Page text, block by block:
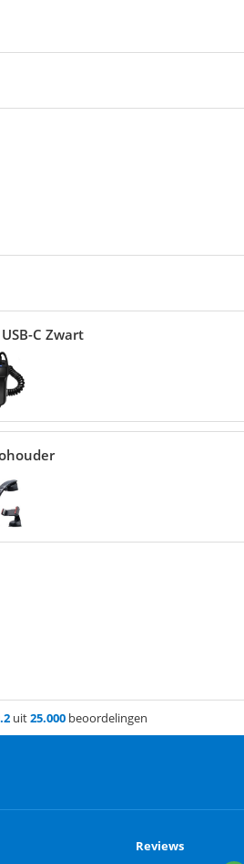
C Zwart
uit25.000 beoordelingen
Reviews